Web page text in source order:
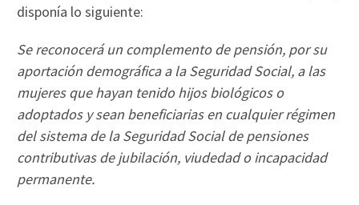
disponía lo siguiente:
Se reconocerá un complemento de pensión, por su
aportación demográfica a la Seguridad Social, a las
mujeres que hayan tenido hijos biológicos o
adoptados y sean beneficiarias en cualquier régimen
del sistema de la Seguridad Social de pensiones
contributivas de jubilación, viudedad o incapacidad
permanente.